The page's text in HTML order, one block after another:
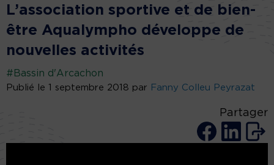
L’association sportive et de bien-
être Aqualympho développe de
nouvelles activités
#Bassin d'Arcachon
Publié le 1 septembre 2018 par Fanny Colleu Peyrazat
Partager